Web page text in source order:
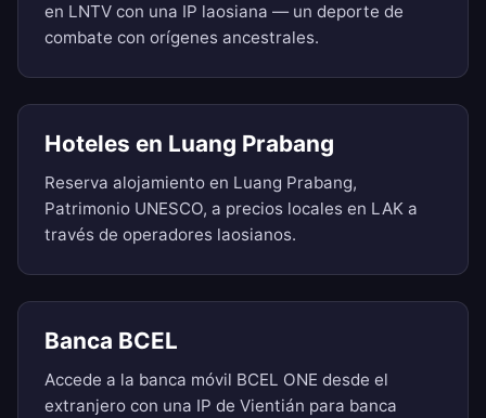
en LNTV con una IP laosiana — un deporte de
combate con orígenes ancestrales.
Hoteles en Luang Prabang
Reserva alojamiento en Luang Prabang,
Patrimonio UNESCO, a precios locales en LAK a
través de operadores laosianos.
Banca BCEL
Accede a la banca móvil BCEL ONE desde el
extranjero con una IP de Vientián para banca